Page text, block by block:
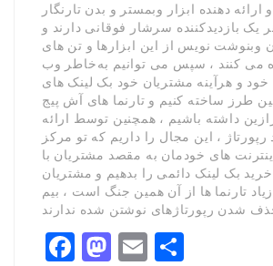
ارائه دهنده ابزار وبمستر و بدن تارنگار
یک بازدیدکننده سرشار فوقانی دارند و
وبنوشت نویس از این ابزارها و تن های
می کنند ، سپس می توانیم به‌خاطر وب
و هرآینه مشتریان خود بک لینک های
طرز ساخته کنیم و تارنما های آش پیج
داشته باشیم ، همچنین توسط ارائه
، این مجال را داریم که تو مرکز
های خودمان به مقصد مشتریان با
بک لینک دائمی را بدهیم و مشتریان
تارنما ها از آن همین جنگ است ، بیم
Facebook
Mastodon
Email